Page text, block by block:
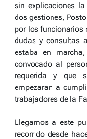
sin explicaciones
dos gestiones,
por los funcionarios
dudas y consultas
estaba en
convocado al
requerida y que
empezaran a
trabajadores de la
Llegamos a este
recorrido desde